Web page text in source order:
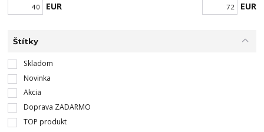
EUR EUR
Štítky
Skladom
Novinka
Akcia
Doprava ZADARMO
TOP produkt